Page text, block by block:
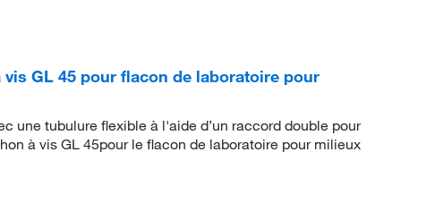
GL 45 pour flacon de laboratoire pour
une tubulure flexible à l'aide d’un raccord double pour
à vis GL 45pour le flacon de laboratoire pour milieux